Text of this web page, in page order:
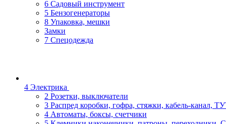
6 Садовый инструмент
5 Бензогенераторы
8 Упаковка, мешки
Замки
7 Спецодежда
4 Электрика
2 Розетки, выключатели
3 Распред коробки, гофра, стяжки, кабель-канал,
4 Автоматы, боксы, счетчики